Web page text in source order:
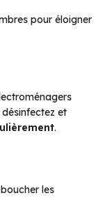
pour éloigner
et
.
les